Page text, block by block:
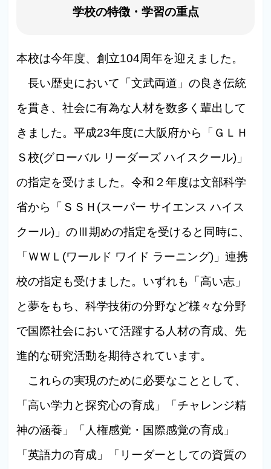
学校の特徴・学習の重点
本校は今年度、創立104周年を迎えました。
長い歴史において「文武両道」の良き伝統
を貫き、社会に有為な人材を数多く輩出して
きました。平成23年度に大阪府から「ＧＬＨ
Ｓ校(グローバル リーダーズ ハイスクール)」
の指定を受けました。令和２年度は文部科学
省から「ＳＳＨ(スーパー サイエンス ハイス
クール)」のⅢ期めの指定を受けると同時に、
「ＷＷＬ(ワールド ワイド ラーニング)」連携
校の指定も受けました。いずれも「高い志」
と夢をもち、科学技術の分野など様々な分野
で国際社会において活躍する人材の育成、先
進的な研究活動を期待されています。
これらの実現のために必要なこととして、
「高い学力と探究心の育成」「チャレンジ精
神の涵養」「人権感覚・国際感覚の育成」
「英語力の育成」「リーダーとしての資質の